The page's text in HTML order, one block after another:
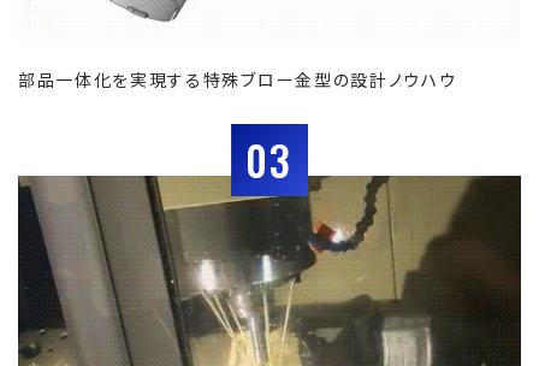
部品一体化を実現する特殊ブロー金型の設計ノウハウ
03